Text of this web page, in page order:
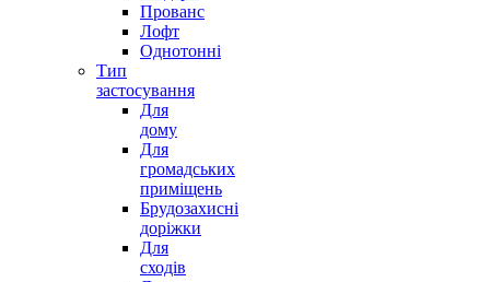
Прованс
Лофт
Однотонні
Тип
застосування
Для
дому
Для
громадських
приміщень
Брудозахисні
доріжки
Для
сходів